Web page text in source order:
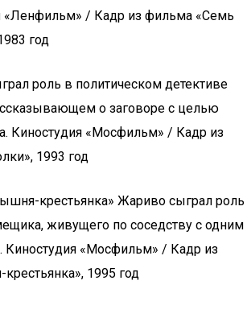
«Ленфильм» / Кадр из фильма «Семь
год
роль в политическом детективе
о заговоре с целью
Киностудия «Мосфильм» / Кадр из
1993 год
крестьянка» Жариво сыграл роль
живущего по соседству с одним
Киностудия «Мосфильм» / Кадр из
1995 год